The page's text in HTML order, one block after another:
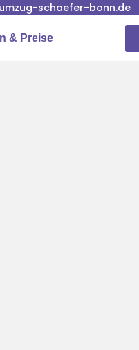
schaefer-bonn.de
& Preise